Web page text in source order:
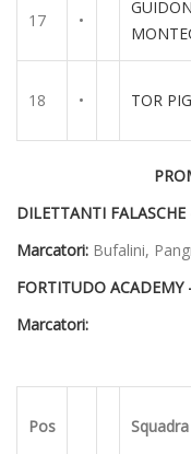
17 •
18 • TOR
DILETTANTI
Marcatori: Bufalini,
FORTITUDO ACADEMY
Marcatori:
Pos Squadra